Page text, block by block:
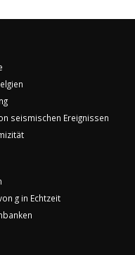
seismischen Ereignissen
g in Echtzeit